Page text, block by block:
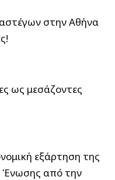
στην Αθήνα
ως μεσάζοντες
εξάρτηση της
Ένωσης από την